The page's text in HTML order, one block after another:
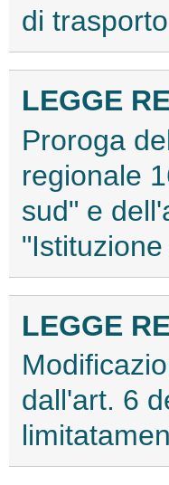
di
LEGGE
Proroga
regionale
sud" e
LEGGE
dall'art. 6